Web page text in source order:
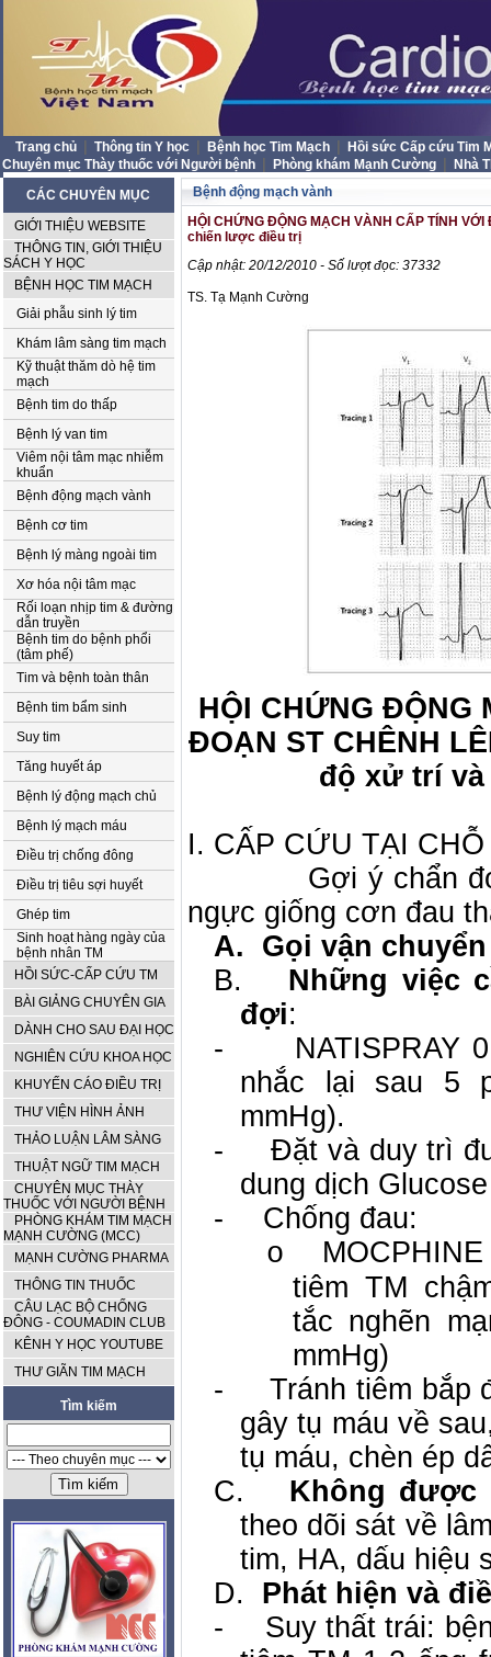
Trang chủ Thông tin Y học Bệnh học Tim Mạch
Hồi sức Cấp cứu Tim
Chuyên mục Thày thuốc với Người bệnh
Phòng khám Mạnh Cường
Nhà
CÁC CHUYÊN MỤC
GIỚI THIỆU WEBSITE
THÔNG TIN, GIỚI THIỆU
SÁCH Y HỌC
BỆNH HỌC TIM MẠCH
Giải phẫu sinh lý tim
Khám lâm sàng tim mạch
Kỹ thuật thăm dò hệ tim
mạch
Bệnh tim do thấp
Bệnh lý van tim
Viêm nội tâm mạc nhiễm
khuẩn
Bệnh động mạch vành
Bệnh cơ tim
Bệnh lý màng ngoài tim
Xơ hóa nội tâm mạc
Rối loạn nhịp tim & đường
dẫn truyền
Bệnh tim do bệnh phổi
(tâm phế)
Tim và bệnh toàn thân
Bệnh tim bẩm sinh
Suy tim
Tăng huyết áp
Bệnh lý động mạch chủ
Bệnh lý mạch máu
Điều trị chống đông
Điều trị tiêu sợi huyết
Ghép tim
Sinh hoạt hàng ngày của
bệnh nhân TM
HỒI SỨC-CẤP CỨU TM
BÀI GIẢNG CHUYÊN GIA
DÀNH CHO SAU ĐẠI HỌC
NGHIÊN CỨU KHOA HỌC
KHUYẾN CÁO ĐIỀU TRỊ
THƯ VIỆN HÌNH ẢNH
THẢO LUẬN LÂM SÀNG
THUẬT NGỮ TIM MẠCH
CHUYÊN MỤC THÀY
THUỐC VỚI NGƯỜI BỆNH
PHÒNG KHÁM TIM MẠCH
MẠNH CƯỜNG (MCC)
MẠNH CƯỜNG PHARMA
THÔNG TIN THUỐC
CÂU LẠC BỘ CHỐNG
ĐÔNG - COUMADIN CLUB
KÊNH Y HỌC YOUTUBE
THƯ GIÃN TIM MẠCH
Tìm kiếm
Bệnh động mạch vành
HỘI CHỨNG ĐỘNG MẠCH VÀNH CẤP TÍNH
chiến lược điều trị
Cập nhật: 20/12/2010 - Số lượt đọc: 37332
TS. Tạ Mạnh Cường
HỘI CHỨNG ĐỘNG
ĐOẠN ST CHÊNH
độ xử trí
I. CẤP CỨU TẠI CHỖ
Gợi ý chẩn
ngực giống cơn đau
A.
Gọi vận
B.
Những việc
đợi:
-
NATISPRAY
nhắc lại sau 5
mmHg).
-
Đặt và duy trì
dung dịch
-
Chống đau:
o
tiêm TM
tắc nghẽn
mmHg)
-
Tránh tiêm bắp
gây tụ máu về
tụ máu, chèn ép
C.
Không được
theo dõi sát về
tim, HA, dấu hiệu
D.
Phát hiện và
-
Suy thất trái: